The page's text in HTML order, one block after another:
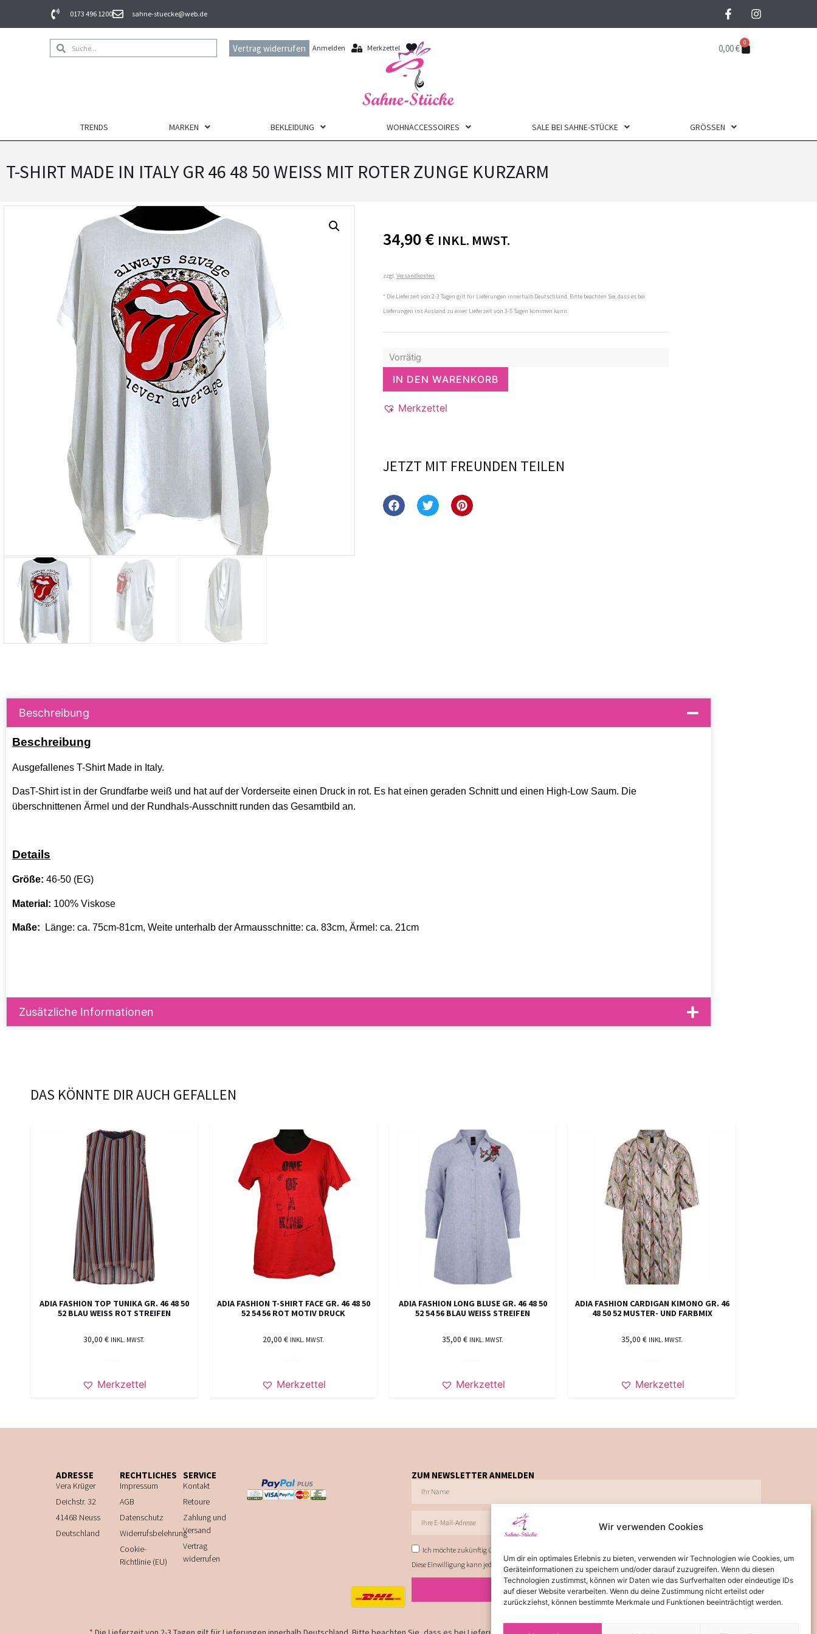
Wir verwenden Cookies
Um dir ein optimales Erlebnis zu bieten, verwenden wir Technologien wie Cookies, um
Geräteinformationen zu speichern und/oder darauf zuzugreifen. Wenn du diesen
Technologien zustimmst, können wir Daten wie das Surfverhalten oder eindeutige IDs
auf dieser Website verarbeiten. Wenn du deine Zustimmung nicht erteilst oder
zurückziehst, können bestimmte Merkmale und Funktionen beeinträchtigt werden.
0173 496 1200 sahne-stuecke@web.de
Vertrag widerrufen Anmelden Merkzettel 0,00€ 0
TRENDS MARKEN BEKLEIDUNG WOHNACCESSOIRES SALE BEI SAHNE-STÜCKE GRÖSSEN
T-SHIRT MADE IN ITALY GR 46 48 50 WEISS MIT ROTER ZUNGE KURZARM
34,90€ INKL. MWST.
zzgl.Versandkosten
* Die Lieferzeit von 2-3 Tagen gilt für Lieferungen innerhalb Deutschland. Bitte beachten Sie, dass es bei
Lieferungen ins Ausland zu einer Lieferzeit von 3-5 Tagen kommen kann.
Vorrätig
IN DEN WARENKORB
Merkzettel
JETZT MIT FREUNDEN TEILEN
Beschreibung
Beschreibung
Ausgefallenes T-Shirt Made in Italy.
DasT-Shirt ist in der Grundfarbe weiß und hat auf der Vorderseite einen Druck in rot. Es hat einen geraden Schnitt und einen High-Low Saum. Die
überschnittenen Ärmel und der Rundhals-Ausschnitt runden das Gesamtbild an.
Details
Größe: 46-50 (EG)
Material: 100% Viskose
Maße: Länge: ca. 75cm-81cm, Weite unterhalb der Armausschnitte: ca. 83cm, Ärmel: ca. 21cm
Zusätzliche Informationen
DAS KÖNNTE DIR AUCH GEFALLEN
ADIA FASHION TOP TUNIKA GR. 46 48 50
52 BLAU WEISS ROT STREIFEN
30,00 € INKL. MWST.
Merkzettel
ADIA FASHION T-SHIRT FACE GR. 46 48 50
52 54 56 ROT MOTIV DRUCK
20,00 € INKL. MWST.
Merkzettel
ADIA FASHION LONG BLUSE GR. 46 48 50
52 54 56 BLAU WEISS STREIFEN
35,00 € INKL. MWST.
Merkzettel
ADIA FASHION CARDIGAN KIMONO GR. 46
48 50 52 MUSTER- UND FARBMIX
35,00 € INKL. MWST.
Merkzettel
ADRESSE
Vera Krüger
Deichstr. 32
41468 Neuss
Deutschland
RECHTLICHES
Impressum
AGB
Datenschutz
Widerrufsbelehrung
Cookie-
Richtlinie (EU)
SERVICE
Kontakt
Retoure
Zahlung und
Versand
Vertrag
widerrufen
ZUM NEWSLETTER ANMELDEN
Ich möchte zukünftig über Trends, Schnäppchen, Gutscheine, Aktionen und Angebote per E-Mail informiert werden.
Diese Einwilligung kann jederzeit via E-Mail widerrufen werden.
JETZT ABONNIEREN